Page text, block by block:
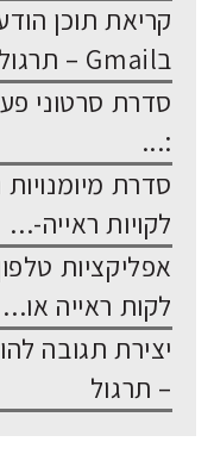
קריאת תוכן
בGmail – תרגול
:...
סדרת
לקויות ראייה-...
אפליקציות
לקות ראייה או...
– תרגול